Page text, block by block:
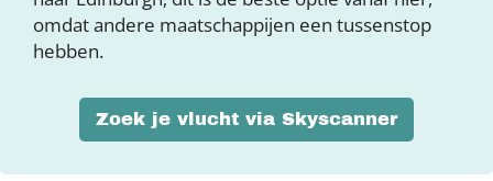
omdat andere maatschappijen een tussenstop
hebben.
Zoek je vlucht via Skyscanner